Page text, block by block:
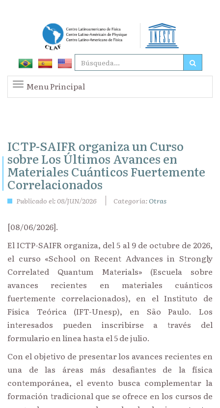
Menu Principal
ICTP-SAIFR organiza un Curso
sobre Los Últimos Avances en
Materiales Cuánticos Fuertemente
Correlacionados
Publicado el: 08/JUN/2026 Categoría: Otras
[08/06/2026].
El ICTP-SAIFR organiza, del 5 al 9 de octubre de 2026,
el curso «School on Recent Advances in Strongly
Correlated Quantum Materials» (Escuela sobre
avances recientes en materiales cuánticos
fuertemente correlacionados), en el Instituto de
Física Teórica (IFT-Unesp), en São Paulo. Los
interesados pueden inscribirse a través del
formulario en línea hasta el 5 de julio.
Con el objetivo de presentar los avances recientes en
una de las áreas más desafiantes de la física
contemporánea, el evento busca complementar la
formación tradicional que se ofrece en los cursos de